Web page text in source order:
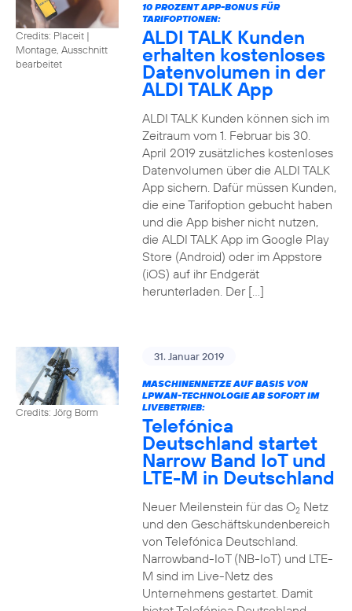
Credits: Placeit |
Montage, Ausschnitt
bearbeitet
10 PROZENT APP-BONUS FÜR
TARIFOPTIONEN:
ALDI TALK Kunden
erhalten kostenloses
Datenvolumen in der
ALDI TALK App
ALDI TALK Kunden können sich im
Zeitraum vom 1. Februar bis 30.
April 2019 zusätzliches kostenloses
Datenvolumen über die ALDI TALK
App sichern. Dafür müssen Kunden,
die eine Tarifoption gebucht haben
und die App bisher nicht nutzen,
die ALDI TALK App im Google Play
Store (Android) oder im Appstore
(iOS) auf ihr Endgerät
herunterladen. Der […]
Credits: Jörg Borm
31. Januar 2019
MASCHINENNETZE AUF BASIS VON
LPWAN-TECHNOLOGIE AB SOFORT IM
LIVEBETRIEB:
Telefónica
Deutschland startet
Narrow Band IoT und
LTE-M in Deutschland
Neuer Meilenstein für das O2Netz
und den Geschäftskundenbereich
von Telefónica Deutschland.
Narrowband-IoT (NB-IoT) und LTE-
M sind im Live-Netz des
Unternehmens gestartet. Damit